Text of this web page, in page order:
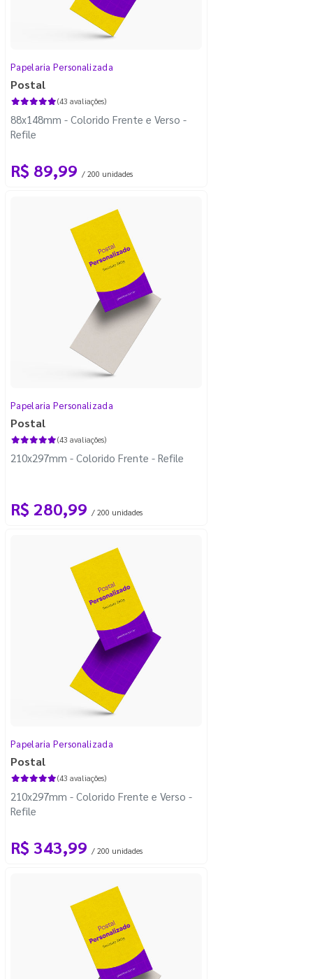
Papelaria Personalizada
Postal
(43 avaliações)
88x148mm - Colorido Frente e Verso -
Refile
R$ 89,99 / 200 unidades
Papelaria Personalizada
Postal
(43 avaliações)
210x297mm - Colorido Frente - Refile
R$ 280,99 / 200 unidades
Papelaria Personalizada
Postal
(43 avaliações)
210x297mm - Colorido Frente e Verso -
Refile
R$ 343,99 / 200 unidades